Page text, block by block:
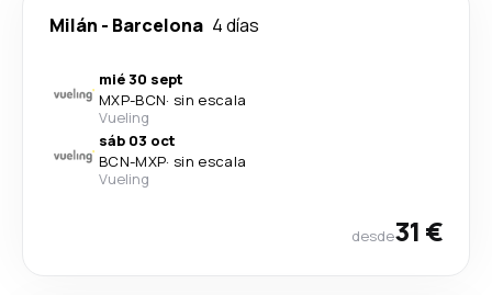
Milán - Barcelona 4 días
mié 30 sept
MXP-BCN· sin escala
Vueling
sáb 03 oct
BCN-MXP· sin escala
Vueling
desde31 €